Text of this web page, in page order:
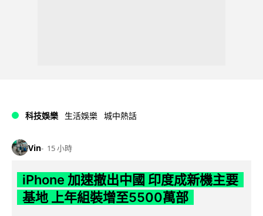
科技娛樂 生活娛樂 城中熱話
Vin 15 小時
iPhone 加速撤出中國 印度成新機主要
基地 上年組裝增至5500萬部